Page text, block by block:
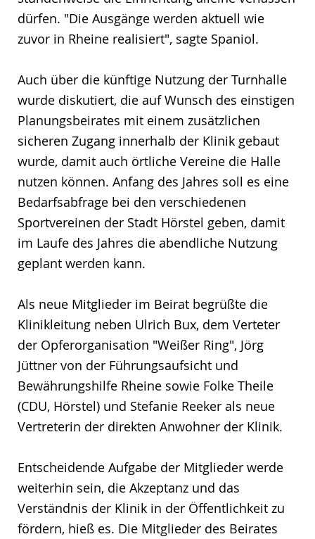
dürfen. "Die Ausgänge werden aktuell wie
zuvor in Rheine realisiert", sagte Spaniol.
Auch über die künftige Nutzung der Turnhalle
wurde diskutiert, die auf Wunsch des einstigen
Planungsbeirates mit einem zusätzlichen
sicheren Zugang innerhalb der Klinik gebaut
wurde, damit auch örtliche Vereine die Halle
nutzen können. Anfang des Jahres soll es eine
Bedarfsabfrage bei den verschiedenen
Sportvereinen der Stadt Hörstel geben, damit
im Laufe des Jahres die abendliche Nutzung
geplant werden kann.
Als neue Mitglieder im Beirat begrüßte die
Klinikleitung neben Ulrich Bux, dem Verteter
der Opferorganisation "Weißer Ring", Jörg
Jüttner von der Führungsaufsicht und
Bewährungshilfe Rheine sowie Folke Theile
(CDU, Hörstel) und Stefanie Reeker als neue
Vertreterin der direkten Anwohner der Klinik.
Entscheidende Aufgabe der Mitglieder werde
weiterhin sein, die Akzeptanz und das
Verständnis der Klinik in der Öffentlichkeit zu
fördern, hieß es. Die Mitglieder des Beirates